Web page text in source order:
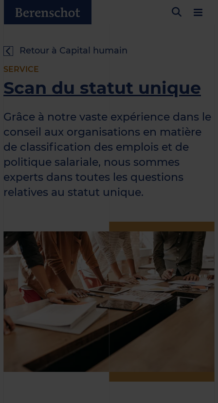
Retour à Capital humain
SERVICE
Scan du statut unique
Grâce à notre vaste expérience dans le
conseil aux organisations en matière
de classification des emplois et de
politique salariale, nous sommes
experts dans toutes les questions
relatives au statut unique.